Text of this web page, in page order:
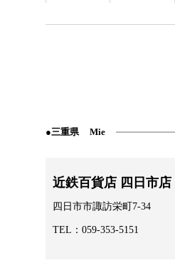
三重県 Mie
近鉄百貨店 四日市
四日市市諏訪栄町7-34
TEL：059-353-5151